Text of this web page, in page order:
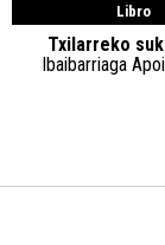
Libro
Txilarreko
Ibaibarriaga